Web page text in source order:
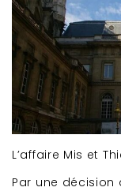
L’affaire Mis et
Par une décision